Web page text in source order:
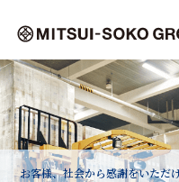
お客様、社会から感謝をいただ